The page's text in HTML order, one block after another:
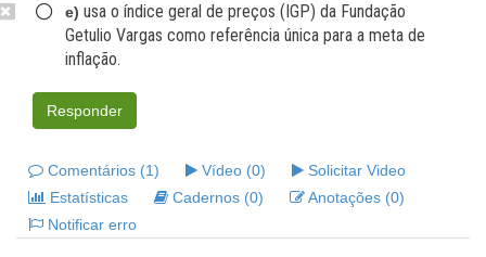
e) usa o índice geral de preços (IGP) da Fundação
Getulio Vargas como referência única para a meta de
inflação.
Responder
Comentários (1) Vídeo (0)
Solicitar Video
Estatísticas
Cadernos (0)
Anotações (0)
Notificar erro